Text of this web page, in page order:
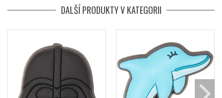
DALŠÍ PRODUKTY V KATEGORII